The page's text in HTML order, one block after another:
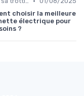
choisir la meilleure
électrique pour
?